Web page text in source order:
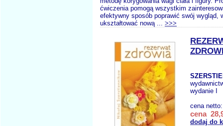
ćwiczenia pomogą wszystkim
efektywny sposób poprawić swój wygląd,
ukształtować nową ... >>>
wydanie I
cena
cena
dodaj do